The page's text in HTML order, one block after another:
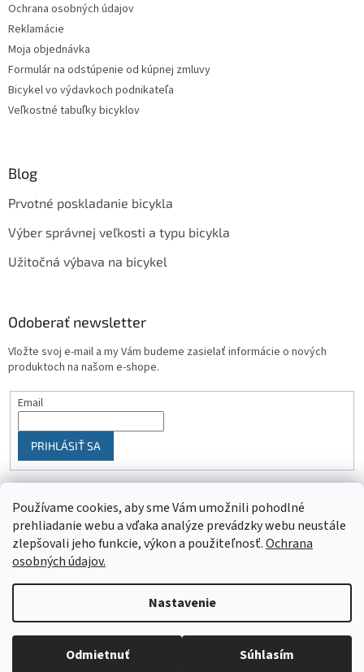
Používame cookies, aby sme Vám umožnili pohodlné
prehliadanie webu a vďaka analýze prevádzky webu neustále
zlepšovali jeho funkcie, výkon a použiteľnosť.Ochrana
osobných údajov.
Nastavenie
Odmietnuť Súhlasím
Objednaný tovar si môžete prevziať osobne v predajni SELEKTRA,
Družstevná 1143/24, Partizánske, tel.: 038/7490000. Všetok tovar je
Ochrana osobných údajov
Reklamácie
Moja objednávka
Formulár na odstúpenie od kúpnej zmluvy
Bicykel vo výdavkoch podnikateľa
Veľkostné tabuľky bicyklov
Blog
Prvotné poskladanie bicykla
Výber správnej veľkosti a typu bicykla
Užitočná výbava na bicykel
Odoberať newsletter
Vložte svoj e-mail a my Vám budeme zasielať informácie o nových
produktoch na našom e-shope.
Email
PRIHLÁSIŤ SA
Vytvoril Shoptet
Copyright 2026SELEKTRA. Všetky práva vyhradené.Upraviť